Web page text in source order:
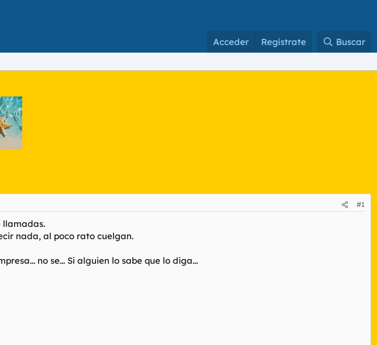
Acceder Regístrate Buscar
#1
llamadas.
nada, al poco rato cuelgan.
no se... Si alguien lo sabe que lo diga...